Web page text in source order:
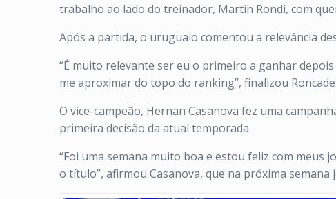
trabalho ao lado do treinador, Martin Rondi, com
Após a partida, o uruguaio comentou a relevância
“É muito relevante ser eu o primeiro a ganhar
me aproximar do topo do ranking”, finalizou
O vice-campeão, Hernan Casanova fez uma
primeira decisão da atual temporada.
“Foi uma semana muito boa e estou feliz com meus
o título”, afirmou Casanova, que na próxima semana